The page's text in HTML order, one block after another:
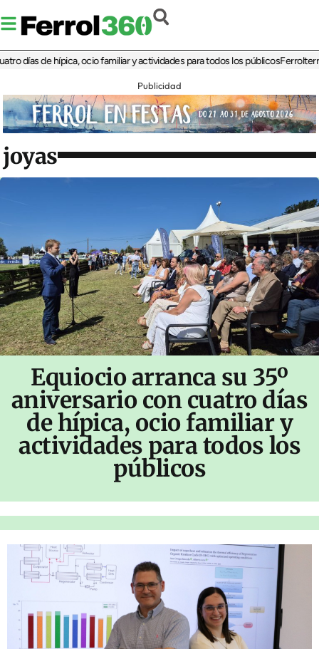
de hípica, ocio familiar y actividades para todos los públicosFerrolterra
Publicidad
joyas
Equiocio arranca su 35º
aniversario con cuatro días
de hípica, ocio familiar y
actividades para todos los
públicos